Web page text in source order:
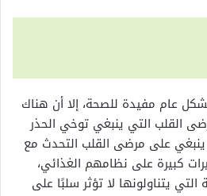
عام مفيدة للصحة، إلا أن هناك
القلب التي ينبغي توخي الحذر
ينبغي على مرضى القلب التحدث مع
كبيرة على نظامهم الغذائي،
يتناولونها لا تؤثر سلبًا على